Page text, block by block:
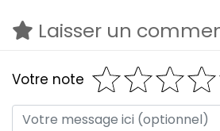
Laisser un
Votre note